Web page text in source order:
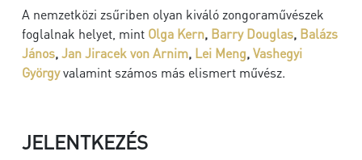
A nemzetközi zsűriben olyan kiváló zongoraművészek
foglalnak helyet, mint Olga Kern, Barry Douglas, Balázs
János,Jan Jiracek von Arnim, Lei Meng,Vashegyi
Györgyvalamint számos más elismert művész.
JELENTKEZÉS